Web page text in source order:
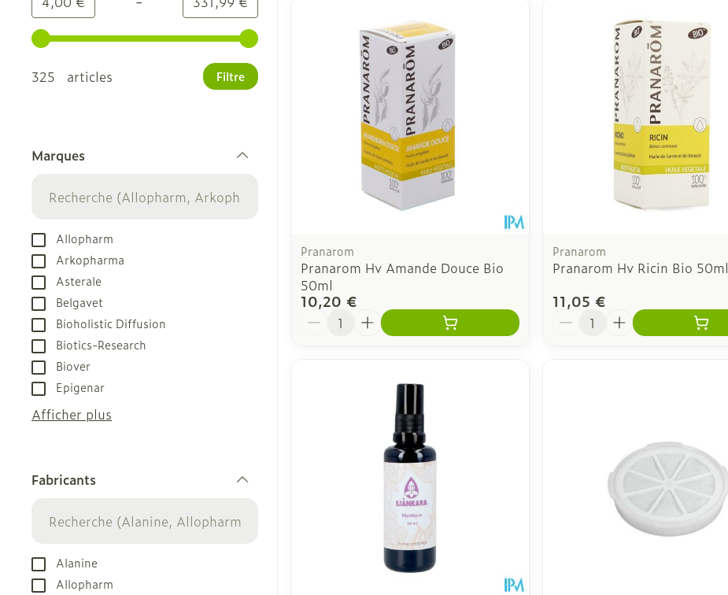
Utilisez les touches fléchées gauche et droite pour ajuster les valeurs minimales et maximales du prix.
325 articles
Filtre
Marques
Allopharm
Arkopharma
Asterale
Belgavet
Bioholistic Diffusion
Biotics-Research
Biover
Epigenar
Afficher plus
Fabricants
Alanine
Allopharm
Pranarom
Pranarom Hv Amande Douce Bio
50ml
10,20 €
Quantité
Pranarom
Pranarom Hv Ricin Bio 50ml
11,05 €
Quantité